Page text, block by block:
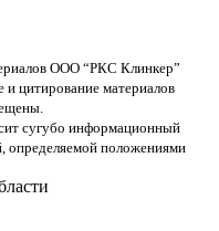
ООО “РКС Клинкер”
и цитирование материалов
сугубо информационный
определяемой положениями